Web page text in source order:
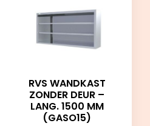
RVS WANDKAST
ZONDER DEUR –
LANG. 1500 MM
(GASO15)